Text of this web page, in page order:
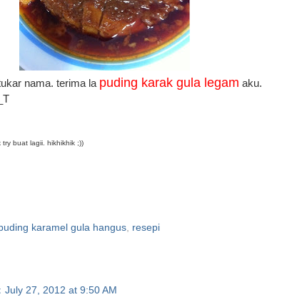
nama. terima la puding karak gula legam aku.
buat lagii. hikhikhik ;))
karamel gula hangus, resepi
July 27, 2012 at 9:50 AM